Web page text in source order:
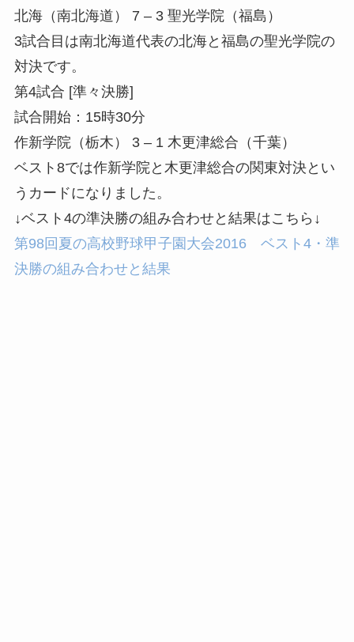
北海（南北海道） 7 – 3 聖光学院（福島）
3試合目は南北海道代表の北海と福島の聖光学院の
対決です。
第4試合 [準々決勝]
試合開始：15時30分
作新学院（栃木） 3 – 1 木更津総合（千葉）
ベスト8では作新学院と木更津総合の関東対決とい
うカードになりました。
↓ベスト4の準決勝の組み合わせと結果はこちら↓
第98回夏の高校野球甲子園大会2016 ベスト4・準
決勝の組み合わせと結果